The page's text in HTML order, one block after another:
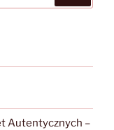
Autentycznych –